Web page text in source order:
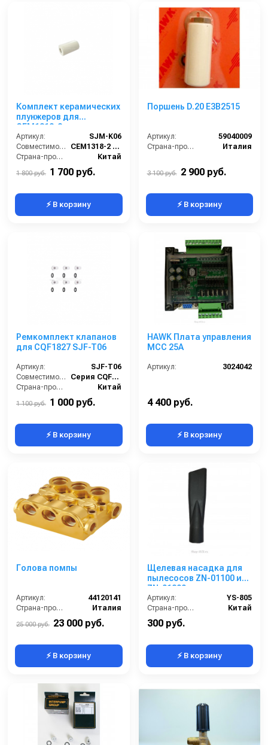
Комплект керамических
плунжеров для
CEM1318-2
(однофазный) SJM-K06
Артикул:
SJM-K06
Совместимость:
CEM1318-2 (однофазный, 220 В)
Страна-производитель:
Китай
1 800 руб. 1 700 руб.
⚡ В корзину
Поршень D.20 E3B2515
Артикул:
59040009
Страна-производитель:
Италия
3 100 руб. 2 900 руб.
⚡ В корзину
Ремкомплект клапанов
для CQF1827 SJF-T06
Артикул:
SJF-T06
Совместимость:
Серия CQF1827
Страна-производитель:
Китай
1 100 руб. 1 000 руб.
⚡ В корзину
HAWK Плата управления
MCC 25A
Артикул: 3024042
4 400 руб.
⚡ В корзину
Голова помпы
Артикул:
44120141
Страна-производитель:
Италия
25 000 руб. 23 000 руб.
⚡ В корзину
Щелевая насадка для
пылесосов ZN-01100 и
ZN-01200
Артикул:
YS-805
Страна-производитель:
Китай
300 руб.
⚡ В корзину